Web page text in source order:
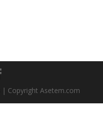
| Copyright Asetem.com